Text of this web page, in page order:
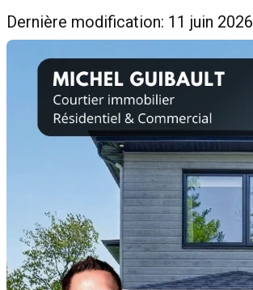
Dernière modification: 11 juin 2026